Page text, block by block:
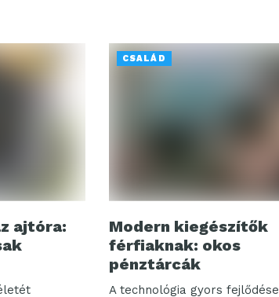
ajtóra:
CSALÁD
Modern kiegészítők
férfiaknak: okos
pénztárcák
A technológia gyors fejlődése